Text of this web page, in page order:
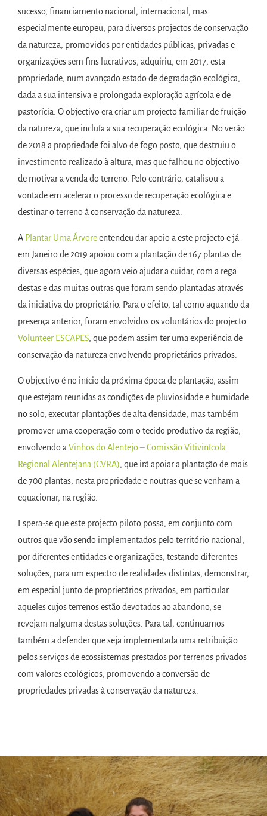
sucesso, financiamento nacional, internacional, mas
especialmente europeu, para diversos projectos de conservação
da natureza, promovidos por entidades públicas, privadas e
organizações sem fins lucrativos, adquiriu, em 2017, esta
propriedade, num avançado estado de degradação ecológica,
dada a sua intensiva e prolongada exploração agrícola e de
pastorícia. O objectivo era criar um projecto familiar de fruição
da natureza, que incluía a sua recuperação ecológica. No verão
de 2018 a propriedade foi alvo de fogo posto, que destruiu o
investimento realizado à altura, mas que falhou no objectivo
de motivar a venda do terreno. Pelo contrário, catalisou a
vontade em acelerar o processo de recuperação ecológica e
destinar o terreno à conservação da natureza.
A Plantar Uma Árvoreentendeu dar apoio a este projecto e já
em Janeiro de 2019 apoiou com a plantação de 167 plantas de
diversas espécies, que agora veio ajudar a cuidar, com a rega
destas e das muitas outras que foram sendo plantadas através
da iniciativa do proprietário. Para o efeito, tal como aquando da
presença anterior, foram envolvidos os voluntários do projecto
Volunteer ESCAPES, que podem assim ter uma experiência de
conservação da natureza envolvendo proprietários privados.
O objectivo é no início da próxima época de plantação, assim
que estejam reunidas as condições de pluviosidade e humidade
no solo, executar plantações de alta densidade, mas também
promover uma cooperação com o tecido produtivo da região,
envolvendo a Vinhos do Alentejo – Comissão Vitivinícola
Regional Alentejana (CVRA), que irá apoiar a plantação de mais
de 700 plantas, nesta propriedade e noutras que se venham a
equacionar, na região.
Espera-se que este projecto piloto possa, em conjunto com
outros que vão sendo implementados pelo território nacional,
por diferentes entidades e organizações, testando diferentes
soluções, para um espectro de realidades distintas, demonstrar,
em especial junto de proprietários privados, em particular
aqueles cujos terrenos estão devotados ao abandono, se
revejam nalguma destas soluções. Para tal, continuamos
também a defender que seja implementada uma retribuição
pelos serviços de ecossistemas prestados por terrenos privados
com valores ecológicos, promovendo a conversão de
propriedades privadas à conservação da natureza.